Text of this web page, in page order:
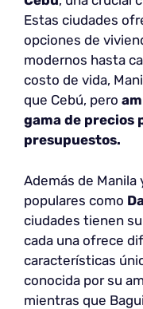
Estas ciudades
opciones de
modernos hasta
costo de vida,
que Cebú, pero
gama de precios
presupuestos.
Además de Manila
populares como
ciudades tienen
cada una ofrece
características
conocida por su
mientras que